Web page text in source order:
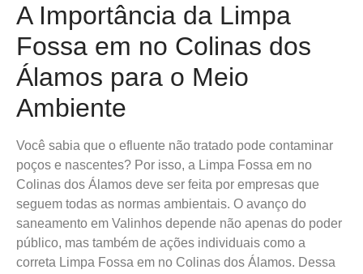
A Importância da Limpa
Fossa em no Colinas dos
Álamos para o Meio
Ambiente
Você sabia que o efluente não tratado pode contaminar
poços e nascentes? Por isso, a Limpa Fossa em no
Colinas dos Álamos deve ser feita por empresas que
seguem todas as normas ambientais. O avanço do
saneamento em Valinhos depende não apenas do poder
público, mas também de ações individuais como a
correta Limpa Fossa em no Colinas dos Álamos. Dessa